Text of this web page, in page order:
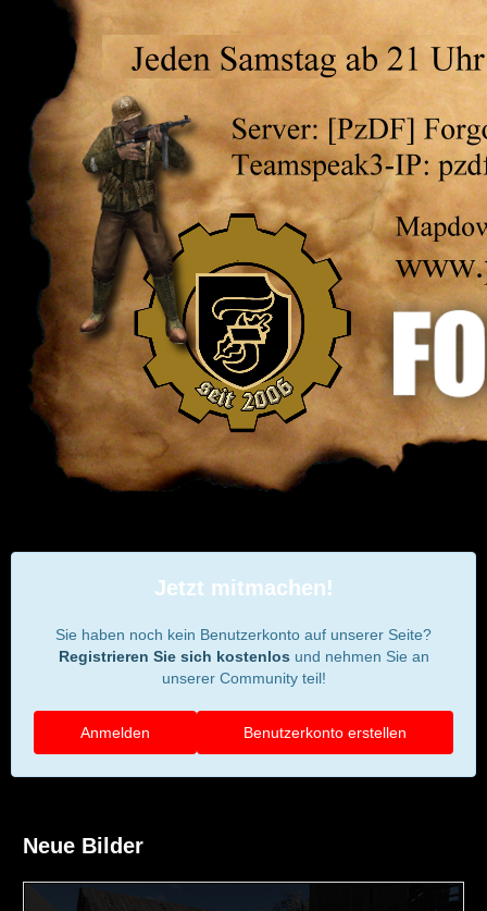
Jetzt mitmachen!
Sie haben noch kein Benutzerkonto auf unserer Seite?
Registrieren Sie sich kostenlos und nehmen Sie an
unserer Community teil!
Benutzerkonto erstellen
Anmelden
Neue Bilder